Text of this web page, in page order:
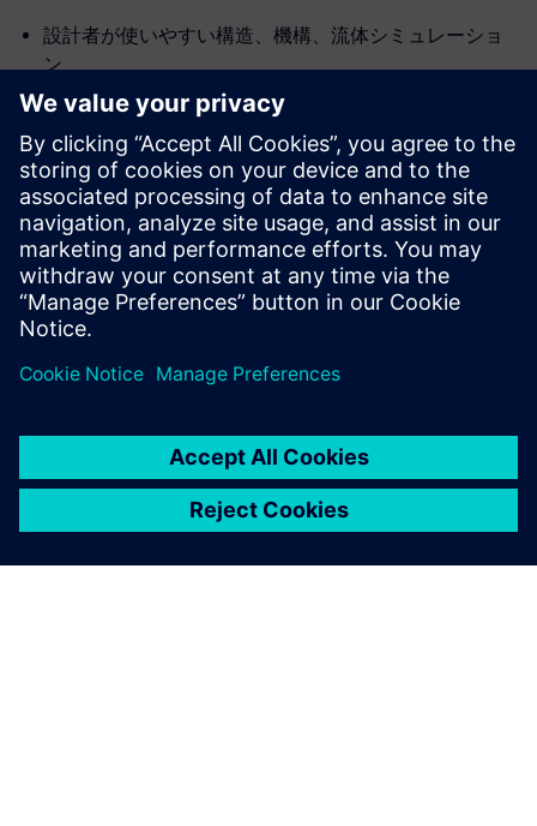
設計者が使いやすい構造、機構、流体シミュレーショ
ン
実用的で量産可能なコンセプトを生み出すジェネレー
ティブデザインと最適化
欠陥予測と高額な再調整コスト回避のための早期製造
シミュレーション
鋳造、射出成形、プレス成形、押出成形、ポリウレタ
ン発泡、3Dプリンティング（積層造形）を網羅
共有